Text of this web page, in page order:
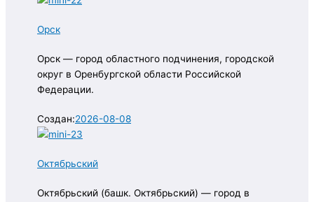
Орск
Орск — город областного подчинения, городской
округ в Оренбургской области Российской
Федерации.
Создан:2026-08-08
Октябрьский
Октябрьский (башк. Октябрьский) — город в